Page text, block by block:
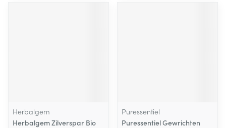
Herbalgem
Herbalgem Zilverspar Bio
Puressentiel
Puressentiel Gewrichten